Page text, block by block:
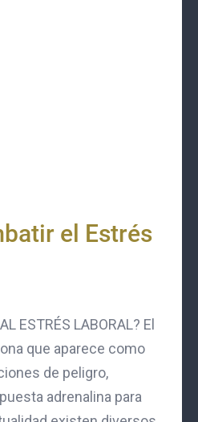
el Estrés
ESTRÉS LABORAL? El
que aparece como
de peligro,
adrenalina para